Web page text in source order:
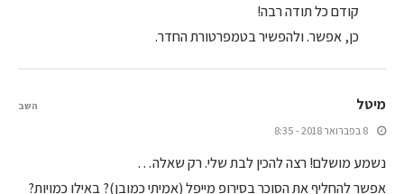
קודם כל תודה רבה!
כן, אפשר. ולהפשיר בטמפרטורת החדר.
מיטל
8 בפברואר 2018 - 8:35
נשמע מושלם! רצה להכין לבת שלי. רק שאלה…
אפשר להחליף את הסוכר בסירופ מייפל (אמיתי כמובן)? באילו כמויות?
השב